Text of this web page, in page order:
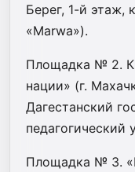
Берег, 1-й этаж,
«Marwa»).
Площадка № 2.
нации» (г.
Дагестанский
педагогический
Площадка № 3.